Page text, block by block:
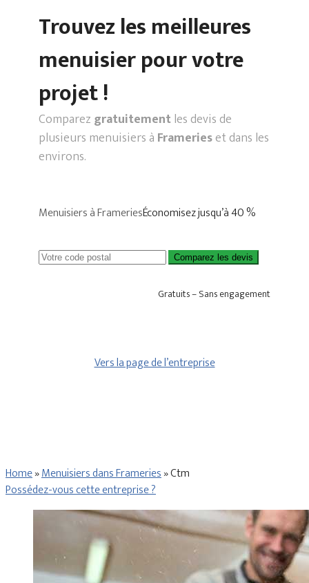
Trouvez les meilleures
menuisier pour votre
projet !
Comparez gratuitementles devis de
plusieurs menuisiers à Framerieset dans les
environs.
Menuisiers à FrameriesÉconomisez jusqu’à 40 %
Comparez les devis
Gratuits – Sans engagement
Vers la page de l’entreprise
Home»Menuisiers dans Frameries»Ctm
Possédez-vous cette entreprise ?